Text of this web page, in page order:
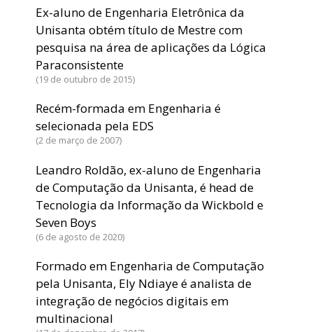
Ex-aluno de Engenharia Eletrônica da
Unisanta obtém título de Mestre com
pesquisa na área de aplicações da Lógica
Paraconsistente
19 de outubro de 2015
Recém-formada em Engenharia é
selecionada pela EDS
2 de março de 2007
Leandro Roldão, ex-aluno de Engenharia
de Computação da Unisanta, é head de
Tecnologia da Informação da Wickbold e
Seven Boys
6 de agosto de 2020
Formado em Engenharia de Computação
pela Unisanta, Ely Ndiaye é analista de
integração de negócios digitais em
multinacional